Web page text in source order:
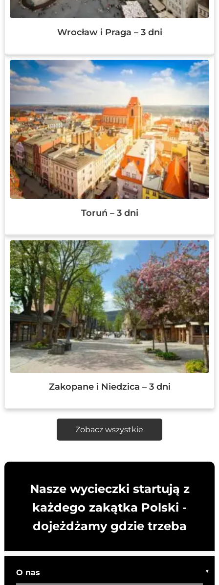
Wrocław i Praga – 3 dni
Toruń – 3 dni
Zakopane i Niedzica – 3 dni
Zobacz wszystkie
Nasze wycieczki startują z
każdego zakątka Polski -
dojeżdżamy gdzie trzeba
O nas